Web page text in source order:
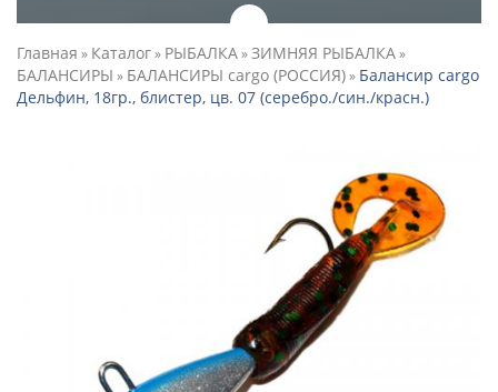
Главная » Каталог» РЫБАЛКА»ЗИМНЯЯ РЫБАЛКА»
БАЛАНСИРЫ » БАЛАНСИРЫ cargo (РОССИЯ)» Балансир cargo
Дельфин, 18гр., блистер, цв. 07 (серебро./син./красн.)